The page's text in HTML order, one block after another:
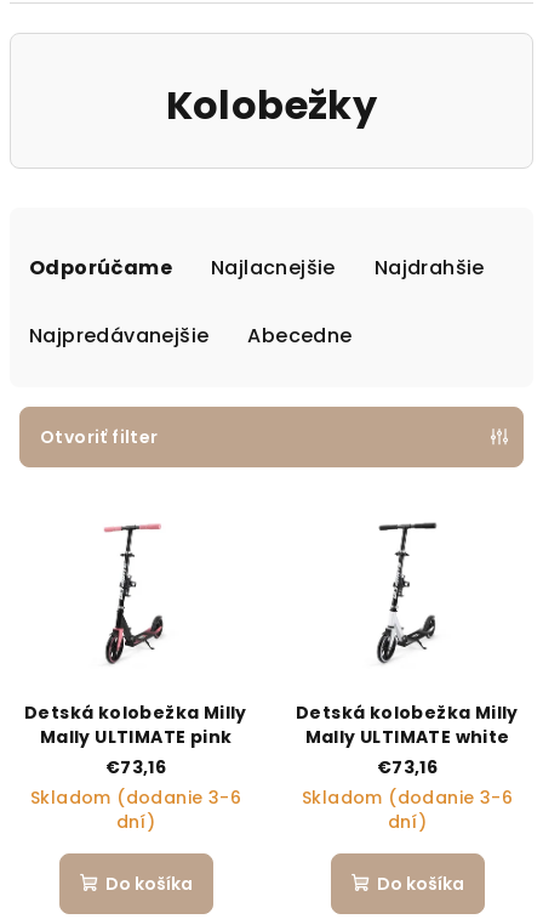
Kolobežky
Odporúčame Najlacnejšie Najdrahšie
Najpredávanejšie Abecedne
Otvoriť filter
Detská kolobežka Milly
Mally ULTIMATE pink
€73,16
Skladom (dodanie 3-6
dní)
Do košíka
Detská kolobežka Milly
Mally ULTIMATE white
€73,16
Skladom (dodanie 3-6
dní)
Do košíka